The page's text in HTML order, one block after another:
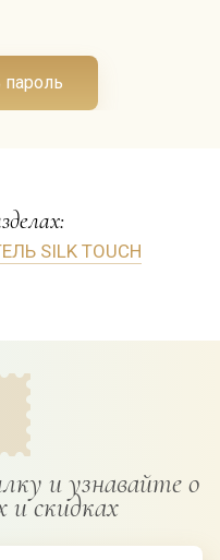
пароль
SILK TOUCH
и узнавайте о
и скидках